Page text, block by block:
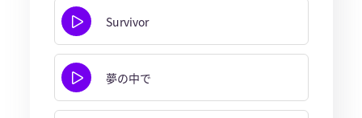
Survivor
夢の中で